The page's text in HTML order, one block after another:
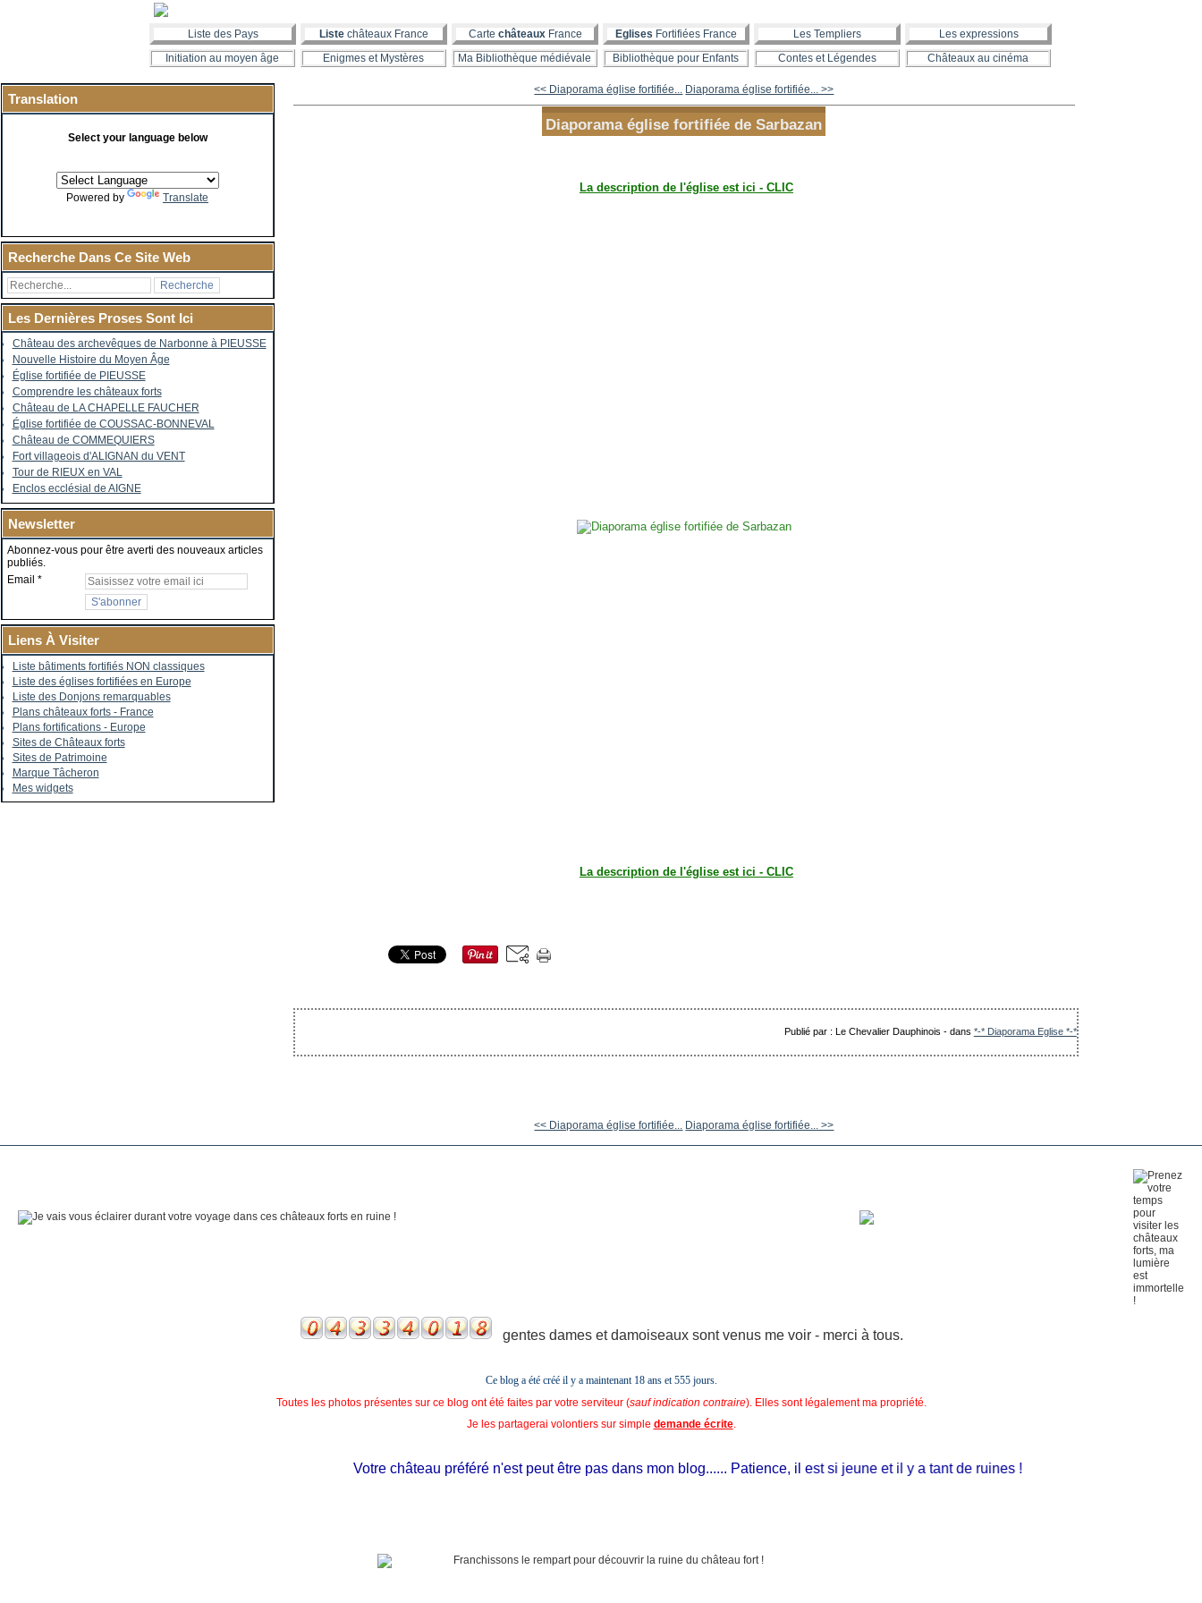
Liste des Pays Liste châteaux France Carte châteauxFrance Eglises Fortifiées France Les Templiers
Les expressions
Initiation au moyen âge
Enigmes et Mystères Ma Bibliothèque médiévale Bibliothèque pour Enfants Contes et Légendes Châteaux au cinéma
Translation
Select your language below
Powered by Translate
Recherche Dans Ce Site Web
Les Dernières Proses Sont Ici
Château des archevêques de Narbonne à PIEUSSE
Nouvelle Histoire du Moyen Âge
Église fortifiée de PIEUSSE
Comprendre les châteaux forts
Château de LA CHAPELLE FAUCHER
Église fortifiée de COUSSAC-BONNEVAL
Château de COMMEQUIERS
Fort villageois d'ALIGNAN du VENT
Tour de RIEUX en VAL
Enclos ecclésial de AIGNE
Newsletter
Abonnez-vous pour être averti des nouveaux articles
publiés.
Email
Liens À Visiter
Liste bâtiments fortifiés NON classiques
Liste des églises fortifiées en Europe
Liste des Donjons remarquables
Plans châteaux forts - France
Plans fortifications - Europe
Sites de Châteaux forts
Sites de Patrimoine
Marque Tâcheron
Mes widgets
<< Diaporama église fortifiée... Diaporama église fortifiée... >>
Diaporama église fortifiée de Sarbazan
La description de l'église est ici - CLIC
La description de l'église est ici - CLIC
Publié par : Le Chevalier Dauphinois -dans *-* Diaporama Eglise *-*
<< Diaporama église fortifiée... Diaporama église fortifiée... >>
gentes dames et damoiseaux sont venus me voir - merci à tous.
Ce blog a été créé il y a maintenant 18 ans et555 jours.
Toutes les photos présentes sur ce blog ont été faites par votre serviteur (sauf indication contraire). Elles sont légalement ma propriété.
Je les partagerai volontiers sur simple demande écrite.
Votre château préféré n'est peut être pas dans mon blog...... Patience, il est si jeune et il y a tant de ruines !